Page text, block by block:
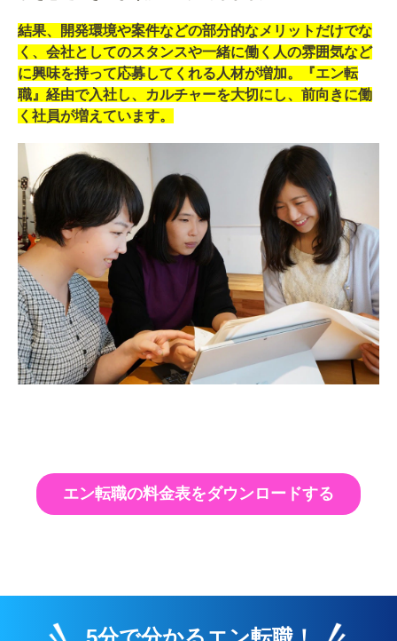
結果、開発環境や案件などの部分的なメリットだけでな
く、会社としてのスタンスや一緒に働く人の雰囲気など
に興味を持って応募してくれる人材が増加。『エン転
職』経由で入社し、カルチャーを大切にし、前向きに働
く社員が増えています。
エン転職の料金表をダウンロードする